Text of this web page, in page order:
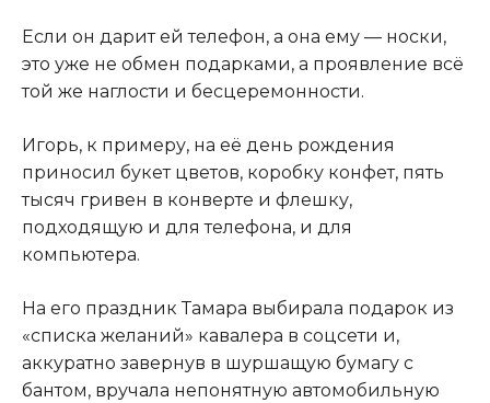
Если он дарит ей телефон, а она ему — носки,
это уже не обмен подарками, а проявление всё
той же наглости и бесцеремонности.
Игорь, к примеру, на её день рождения
приносил букет цветов, коробку конфет, пять
тысяч гривен в конверте и флешку,
подходящую и для телефона, и для
компьютера.
На его праздник Тамара выбирала подарок из
«списка желаний» кавалера в соцсети и,
аккуратно завернув в шуршащую бумагу с
бантом, вручала непонятную автомобильную